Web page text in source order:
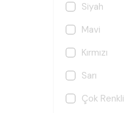
Siyah
Mavi
Kırmızı
Sarı
Çok Renkli